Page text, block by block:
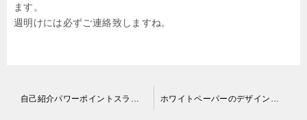
ます。
週明けには必ずご連絡致しますね。